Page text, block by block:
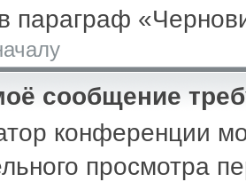
параграф
сообщение
конференции
просмотра